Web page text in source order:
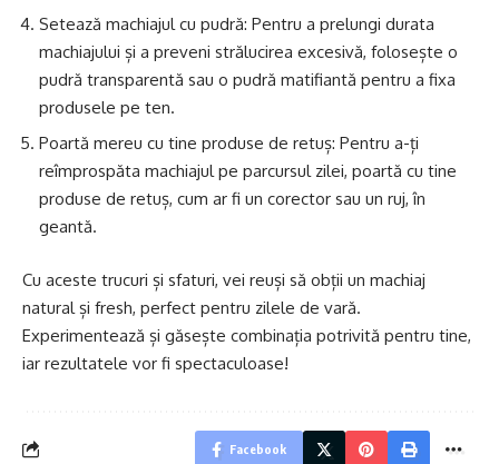
Setează machiajul cu pudră: Pentru a prelungi durata
machiajului și a preveni strălucirea excesivă, folosește o
pudră transparentă sau o pudră matifiantă pentru a fixa
produsele pe ten.
Poartă mereu cu tine produse de retuș: Pentru a-ți
reîmprospăta machiajul pe parcursul zilei, poartă cu tine
produse de retuș, cum ar fi un corector sau un ruj, în
geantă.
Cu aceste trucuri și sfaturi, vei reuși să obții un machiaj
natural și fresh, perfect pentru zilele de vară.
Experimentează și găsește combinația potrivită pentru tine,
iar rezultatele vor fi spectaculoase!
Facebook